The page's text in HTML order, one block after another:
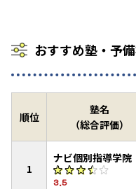
おすすめ塾・予
順位
塾名
（総合評価）
1
ナビ個別指導学院
3.5